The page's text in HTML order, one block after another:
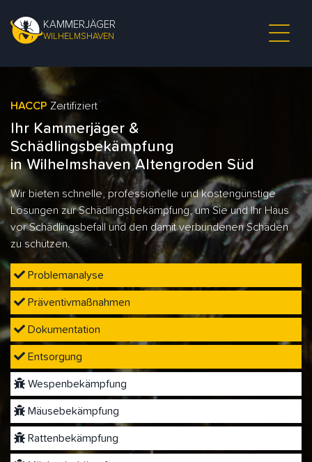
KAMMERJÄGER
WILHELMSHAVEN
HACCP Zertifiziert
Ihr Kammerjäger &
Schädlingsbekämpfung
in Wilhelmshaven Altengroden Süd
Wir bieten schnelle, professionelle und kostengünstige
Lösungen zur Schädlingsbekämpfung, um Sie und Ihr Haus
vor Schädlingsbefall und den damit verbundenen Schäden
zu schützen.
Problemanalyse
Präventivmaßnahmen
Dokumentation
Entsorgung
Wespenbekämpfung
Mäusebekämpfung
Rattenbekämpfung